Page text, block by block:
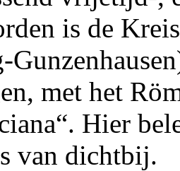
is de
met het
Hier
van dichtbij.